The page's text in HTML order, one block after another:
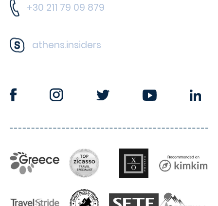
+30 211 79 09 879
athens.insiders